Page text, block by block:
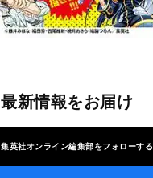
最新情報をお届け
集英社オンライン編集部をフォローする